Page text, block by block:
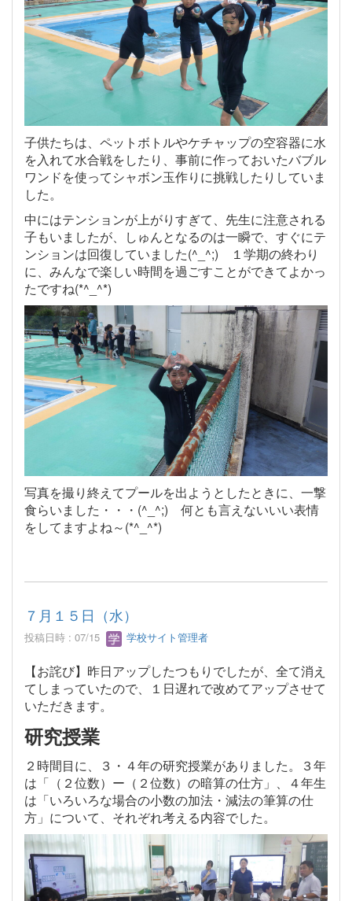
子供たちは、ペットボトルやケチャップの空容器に水
を入れて水合戦をしたり、事前に作っておいたバブル
ワンドを使ってシャボン玉作りに挑戦したりしていま
した。
中にはテンションが上がりすぎて、先生に注意される
子もいましたが、しゅんとなるのは一瞬で、すぐにテ
ンションは回復していました(^_^;) １学期の終わり
に、みんなで楽しい時間を過ごすことができてよかっ
たですね(*^_^*)
写真を撮り終えてプールを出ようとしたときに、一撃
食らいました・・・(^_^;) 何とも言えないいい表情
をしてますよね～(*^_^*)
７月１５日（水）
投稿日時 : 07/15 学校サイト管理者
【お詫び】昨日アップしたつもりでしたが、全て消え
てしまっていたので、１日遅れで改めてアップさせて
いただきます。
研究授業
２時間目に、３・４年の研究授業がありました。３年
は「（２位数）ー（２位数）の暗算の仕方」、４年生
は「いろいろな場合の小数の加法・減法の筆算の仕
方」について、それぞれ考える内容でした。